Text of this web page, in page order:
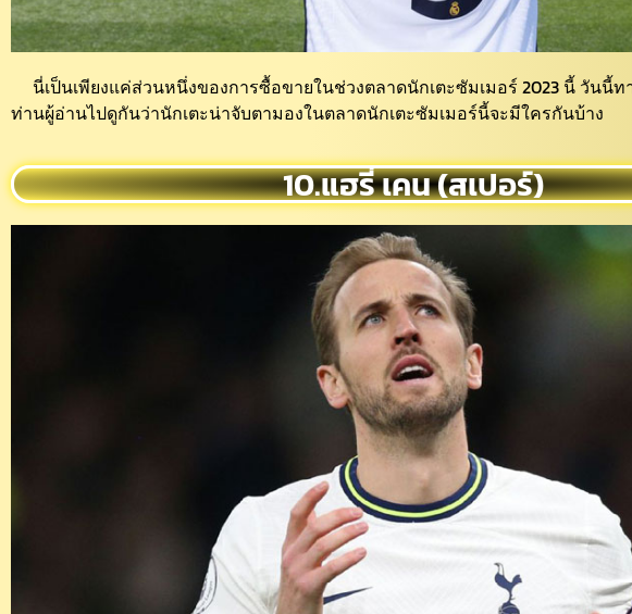
นี่เป็นเพียงแค่ส่วนหนึ่งของการซื้อขายในช่วงตลาดนักเตะซัมเมอร์ 2023 นี้ วันนี้ทา
ท่านผู้อ่านไปดูกันว่านักเตะน่าจับตามองในตลาดนักเตะซัมเมอร์นี้จะมีใครกันบ้าง
10.แฮรี่ เคน (สเปอร์)